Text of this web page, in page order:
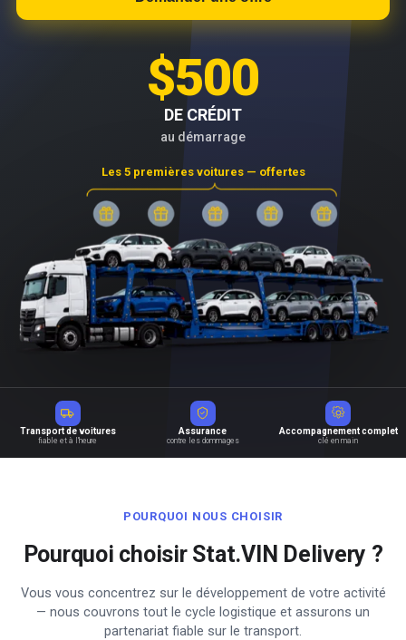
$500
DE CRÉDIT
au démarrage
Les 5 premières voitures — offertes
Transport de voitures
fiable et à l'heure
Assurance
contre les dommages
Accompagnement complet
clé en main
POURQUOI NOUS CHOISIR
Pourquoi choisir Stat.VIN Delivery ?
Vous vous concentrez sur le développement de votre activité
— nous couvrons tout le cycle logistique et assurons un
partenariat fiable sur le transport.